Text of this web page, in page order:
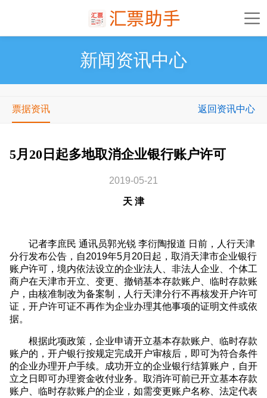
新闻资讯中心
票据资讯 返回资讯中心
5月20日起多地取消企业银行账户许可
2019-05-21
天 津
记者李庶民 通讯员郭光锐 李衍陶报道 日前，人行天津
分行发布公告，自2019年5月20日起，取消天津市企业银行
账户许可，境内依法设立的企业法人、非法人企业、个体工
商户在天津市开立、变更、撤销基本存款账户、临时存款账
户，由核准制改为备案制，人行天津分行不再核发开户许可
证，开户许可证不再作为企业办理其他事项的证明文件或依
据。
根据此项政策，企业申请开立基本存款账户、临时存款
账户的，开户银行按规定完成开户审核后，即可为符合条件
的企业办理开户手续。成功开立的企业银行结算账户，自开
立之日即可办理资金收付业务。取消许可前已开立基本存款
账户、临时存款账户的企业，如需变更账户名称、法定代表